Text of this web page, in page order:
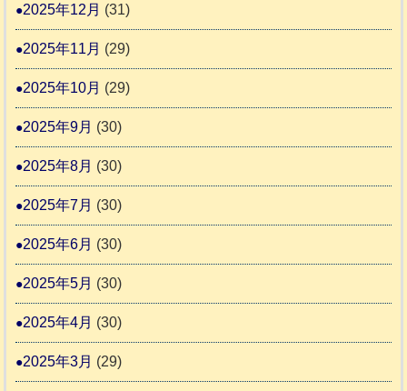
2025年12月 (31)
2025年11月 (29)
2025年10月 (29)
2025年9月 (30)
2025年8月 (30)
2025年7月 (30)
2025年6月 (30)
2025年5月 (30)
2025年4月 (30)
2025年3月 (29)